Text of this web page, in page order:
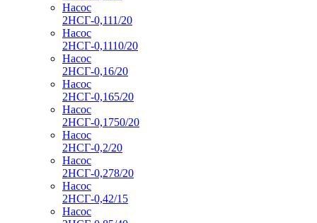
Насос
2НСГ-0,111/20
Насос
2НСГ-0,1110/20
Насос
2НСГ-0,16/20
Насос
2НСГ-0,165/20
Насос
2НСГ-0,1750/20
Насос
2НСГ-0,2/20
Насос
2НСГ-0,278/20
Насос
2НСГ-0,42/15
Насос